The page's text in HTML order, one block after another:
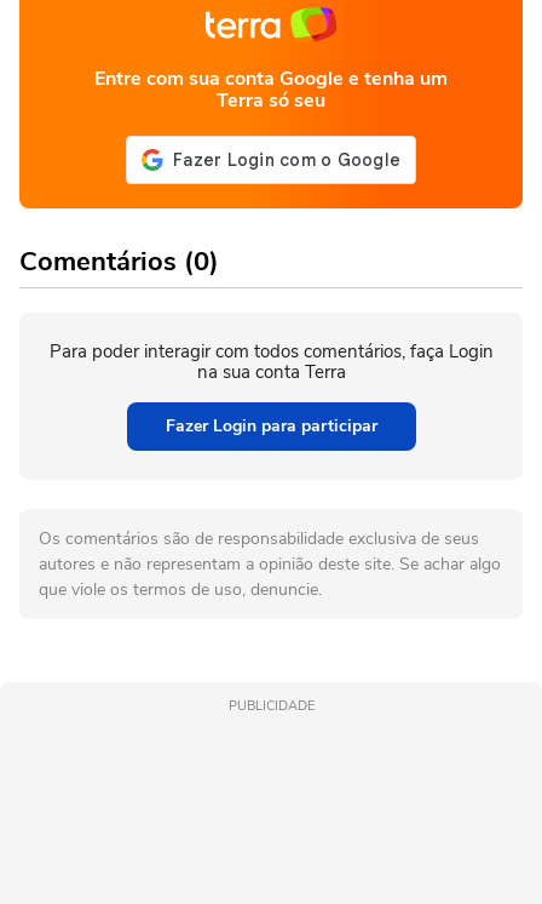
Entre com sua conta Google e tenha um
Terra só seu
Comentários (0)
Para poder interagir com todos comentários, faça Login
na sua conta Terra
Fazer Login para participar
Os comentários são de responsabilidade exclusiva de seus
autores e não representam a opinião deste site. Se achar algo
que viole os termos de uso, denuncie.
PUBLICIDADE